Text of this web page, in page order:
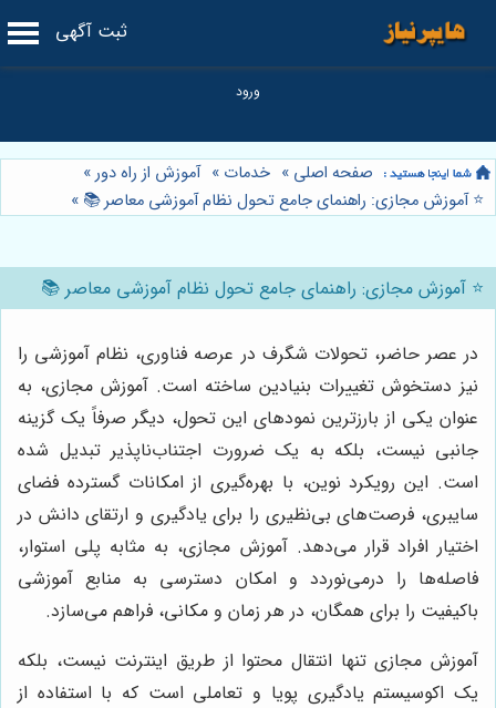
ثبت آگهی
صفحه اصلی » خدمات » آموزش از راه دور»
⭐️ آموزش مجازی: راهنمای جامع تحول نظام آموزشی معاصر 📚 »
⭐️ آموزش مجازی: راهنمای جامع تحول نظام آموزشی معاصر 📚
در عصر حاضر، تحولات شگرف در عرصه فناوری، نظام آموزشی را
نیز دستخوش تغییرات بنیادین ساخته است. آموزش مجازی، به
عنوان یکی از بارزترین نمودهای این تحول، دیگر صرفاً یک گزینه
جانبی نیست، بلکه به یک ضرورت اجتناب‌ناپذیر تبدیل شده
است. این رویکرد نوین، با بهره‌گیری از امکانات گسترده فضای
سایبری، فرصت‌های بی‌نظیری را برای یادگیری و ارتقای دانش در
اختیار افراد قرار می‌دهد. آموزش مجازی، به مثابه پلی استوار،
فاصله‌ها را درمی‌نوردد و امکان دسترسی به منابع آموزشی
باکیفیت را برای همگان، در هر زمان و مکانی، فراهم می‌سازد.
آموزش مجازی تنها انتقال محتوا از طریق اینترنت نیست، بلکه
یک اکوسیستم یادگیری پویا و تعاملی است که با استفاده از